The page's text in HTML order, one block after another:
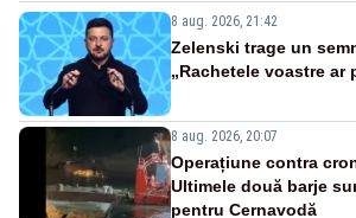
8 aug. 2026, 21:42
Zelenski trage un
„Rachetele voastre ar
8 aug. 2026, 20:07
Operațiune contra
Ultimele două barje
pentru Cernavodă